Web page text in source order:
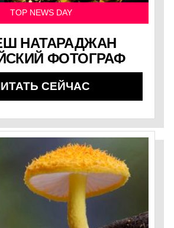
TOP NEWS DAY
НАТАРАДЖАН
ФОТОГРАФ
СЕЙЧАС